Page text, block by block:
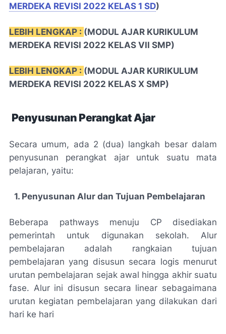
MERDEKA REVISI 2022 KELAS 1 SD)
LEBIH LENGKAP : (MODUL AJAR KURIKULUM
MERDEKA REVISI 2022 KELAS VII SMP)
LEBIH LENGKAP : (MODUL AJAR KURIKULUM
MERDEKA REVISI 2022 KELAS X SMP)
Penyusunan Perangkat Ajar
Secara umum, ada 2 (dua) langkah besar dalam
penyusunan perangkat ajar untuk suatu mata
pelajaran, yaitu:
1. Penyusunan Alur dan Tujuan Pembelajaran
Beberapa pathways menuju CP disediakan
pemerintah untuk digunakan sekolah. Alur
pembelajaran adalah rangkaian tujuan
pembelajaran yang disusun secara logis menurut
urutan pembelajaran sejak awal hingga akhir suatu
fase. Alur ini disusun secara linear sebagaimana
urutan kegiatan pembelajaran yang dilakukan dari
hari ke hari